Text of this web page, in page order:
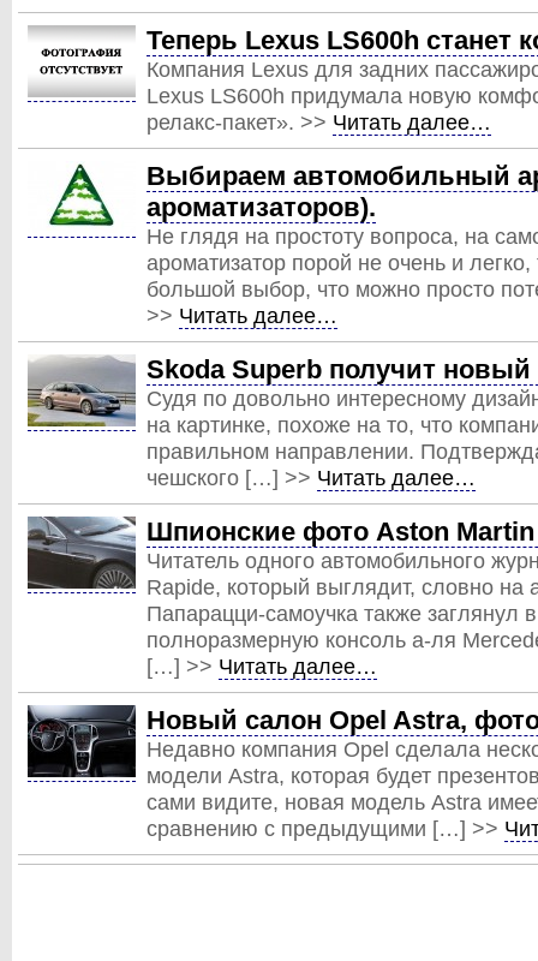
Теперь Lexus LS600h станет
Компания Lexus для задних
Lexus LS600h придумала новую
релакс-пакет». >> Читать далее…
Выбираем автомобильный
ароматизаторов).
Не глядя на простоту вопроса, на
ароматизатор порой не очень и
большой выбор, что можно просто
>> Читать далее…
Skoda Superb получит
Судя по довольно интересному
на картинке, похоже на то, что
правильном направлении.
чешского […] >> Читать далее…
Шпионские фото Aston Martin
Читатель одного автомобильного
Rapide, который выглядит, словно на
Папарацци-самоучка также заглянул
полноразмерную консоль а-ля
[…] >> Читать далее…
Новый салон Opel Astra,
Недавно компания Opel сделала
модели Astra, которая будет
сами видите, новая модель Astra
сравнению с предыдущими […] >>